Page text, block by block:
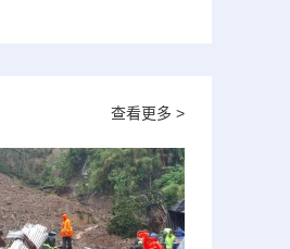
查看更多 >